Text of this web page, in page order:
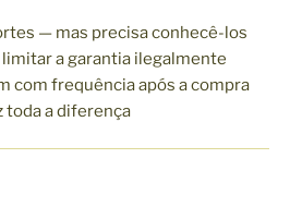
— mas precisa conhecê-los
a garantia ilegalmente
com frequência após a compra
toda a diferença